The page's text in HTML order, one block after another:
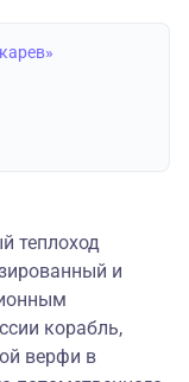
теплоход
и
корабль,
верфи в